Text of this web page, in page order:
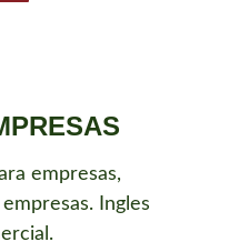
empresas,
Ingles